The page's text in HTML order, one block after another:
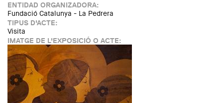
ENTIDAD ORGANIZADORA:
Fundació Catalunya - La Pedrera
TIPUS D'ACTE:
Visita
IMATGE DE L'EXPOSICIÓ O ACTE: